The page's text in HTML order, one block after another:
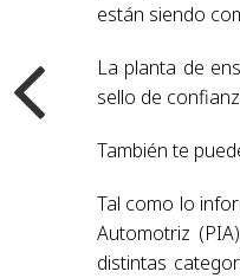
están siendo
La planta de
sello de
También te
Tal como lo
Automotriz
distintas